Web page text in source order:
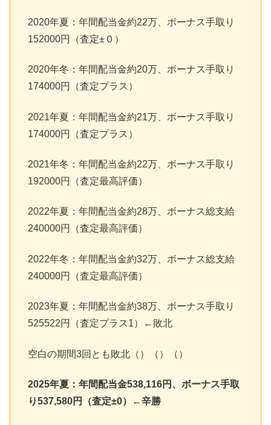
2020年夏：年間配当金約22万、ボーナス手取り
152000円（査定±０）
2020年冬：年間配当金約20万、ボーナス手取り
174000円（査定プラス）
2021年夏：年間配当金約21万、ボーナス手取り
174000円（査定プラス）
2021年冬：年間配当金約22万、ボーナス手取り
192000円（査定最高評価）
2022年夏：年間配当金約28万、ボーナス総支給
240000円（査定最高評価）
2022年冬：年間配当金約32万、ボーナス総支給
240000円（査定最高評価）
2023年夏：年間配当金約38万、ボーナス手取り
525522円（査定プラス1）←敗北
空白の期間3回とも敗北（）（）（）
2025年夏：年間配当金538,116円、ボーナス手取
り537,580円（査定±0）←辛勝